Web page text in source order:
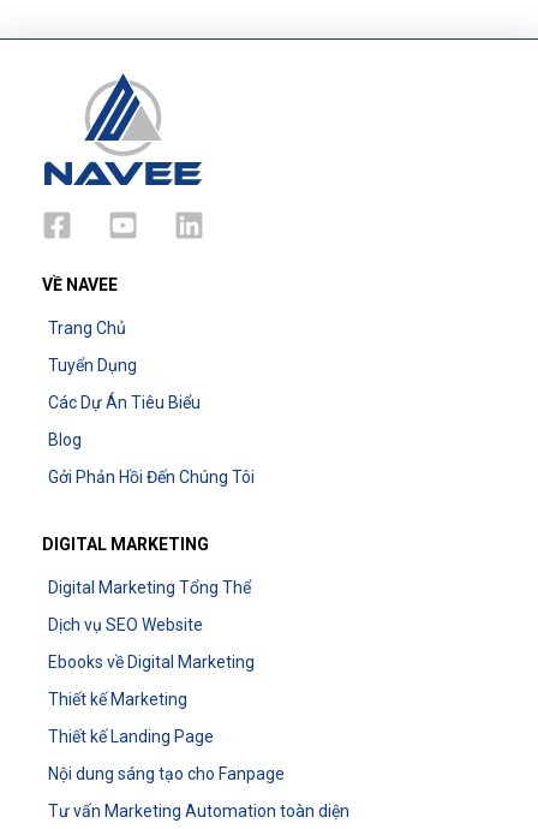
VỀ NAVEE
Trang Chủ
Tuyển Dụng
Các Dự Án Tiêu Biểu
Blog
Gởi Phản Hồi Đến Chúng Tôi
DIGITAL MARKETING
Digital Marketing Tổng Thể
Dịch vụ SEO Website
Ebooks về Digital Marketing
Thiết kế Marketing
Thiết kế Landing Page
Nội dung sáng tạo cho Fanpage
Tư vấn Marketing Automation toàn diện